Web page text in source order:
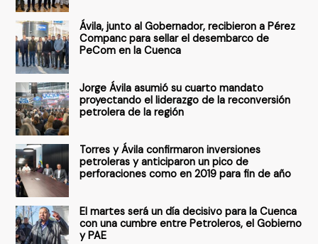
r
o
r
:
Ávila, junto al Gobernador, recibieron a Pérez
Companc para sellar el desembarco de
PeCom en la Cuenca
Jorge Ávila asumió su cuarto mandato
proyectando el liderazgo de la reconversión
petrolera de la región
Torres y Ávila confirmaron inversiones
petroleras y anticiparon un pico de
perforaciones como en 2019 para fin de año
El martes será un día decisivo para la Cuenca
con una cumbre entre Petroleros, el Gobierno
y PAE